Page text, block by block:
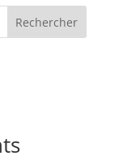
Rechercher